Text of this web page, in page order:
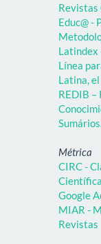
Educ@ -
Latindex
Línea
Latina,
REDIB –
Métrica
CIRC -
Google
MIAR -
Revistas